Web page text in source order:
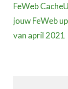
FeWeb
jouw FeWeb
van april 2021